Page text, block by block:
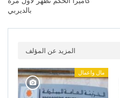
بالديربي
المزيد عن المؤلف
مال واعمال